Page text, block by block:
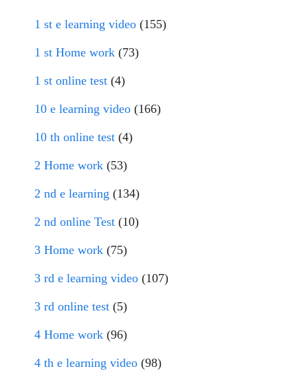
1 st e learning video (155)
1 st Home work (73)
1 st online test (4)
10 e learning video (166)
10 th online test (4)
2 Home work (53)
2 nd e learning (134)
2 nd online Test (10)
3 Home work (75)
3 rd e learning video (107)
3 rd online test (5)
4 Home work (96)
4 th e learning video (98)